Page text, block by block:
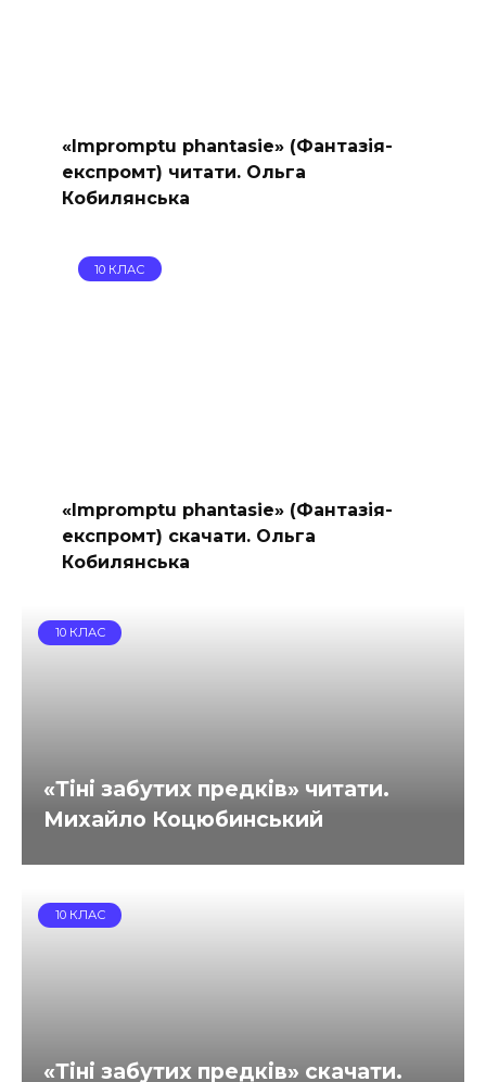
«Impromptu phantasie» (Фантазія-
експромт) читати. Ольга
Кобилянська
10 КЛАС
«Impromptu phantasie» (Фантазія-
експромт) скачати. Ольга
Кобилянська
10 КЛАС
«Тіні забутих предків» читати.
Михайло Коцюбинський
10 КЛАС
«Тіні забутих предків» скачати.